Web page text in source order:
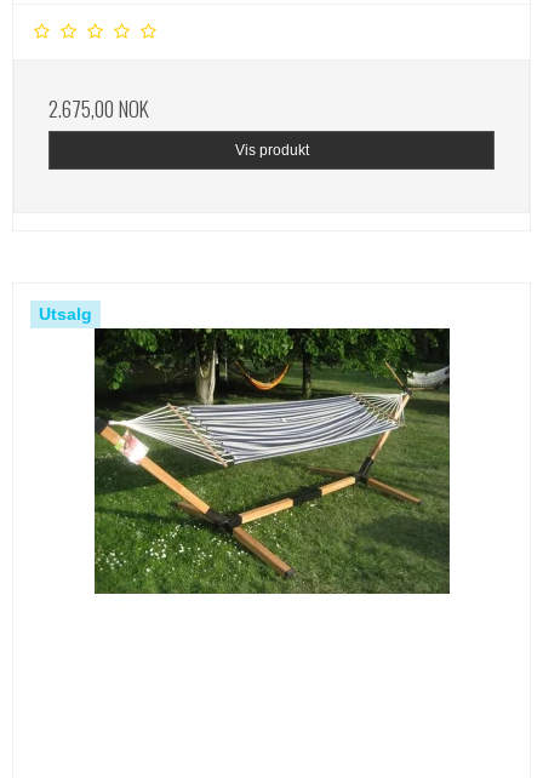
2.675,00 NOK
Vis produkt
Utsalg